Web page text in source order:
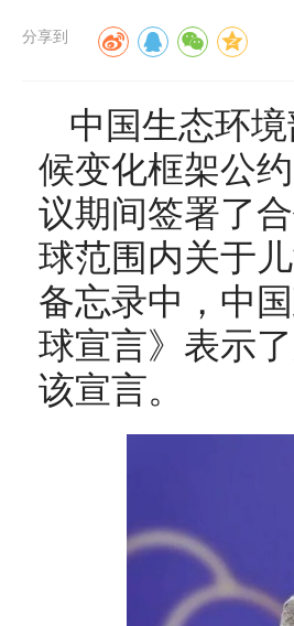
分享到
中国生态环
候变化框架公
议期间签署了
球范围内关于
备忘录中，中
球宣言》表示
该宣言。